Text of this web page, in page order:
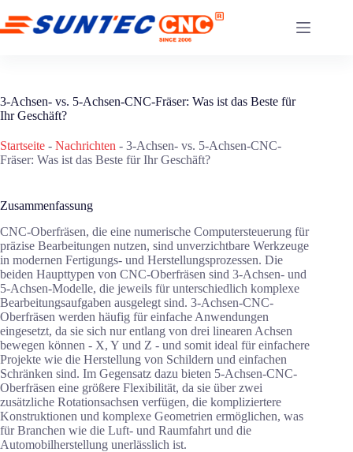
Inhalt
springen
3-Achsen- vs. 5-Achsen-CNC-Fräser: Was ist das Beste für
Ihr Geschäft?
Startseite - Nachrichten - 3-Achsen- vs. 5-Achsen-CNC-
Fräser: Was ist das Beste für Ihr Geschäft?
Zusammenfassung
CNC-Oberfräsen, die eine numerische Computersteuerung für
präzise Bearbeitungen nutzen, sind unverzichtbare Werkzeuge
in modernen Fertigungs- und Herstellungsprozessen. Die
beiden Haupttypen von CNC-Oberfräsen sind 3-Achsen- und
5-Achsen-Modelle, die jeweils für unterschiedlich komplexe
Bearbeitungsaufgaben ausgelegt sind. 3-Achsen-CNC-
Oberfräsen werden häufig für einfache Anwendungen
eingesetzt, da sie sich nur entlang von drei linearen Achsen
bewegen können - X, Y und Z - und somit ideal für einfachere
Projekte wie die Herstellung von Schildern und einfachen
Schränken sind. Im Gegensatz dazu bieten 5-Achsen-CNC-
Oberfräsen eine größere Flexibilität, da sie über zwei
zusätzliche Rotationsachsen verfügen, die kompliziertere
Konstruktionen und komplexe Geometrien ermöglichen, was
für Branchen wie die Luft- und Raumfahrt und die
Automobilherstellung unerlässlich ist.